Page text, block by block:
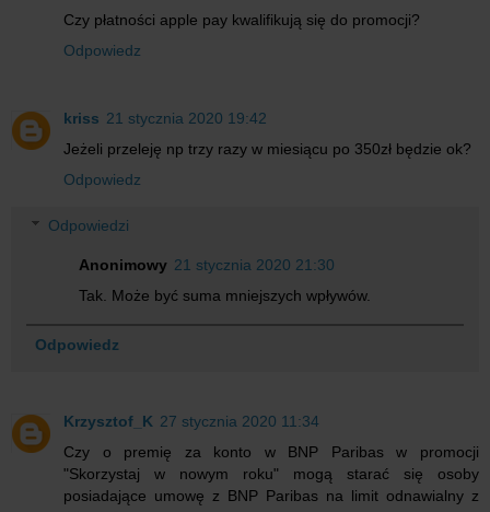
Czy płatności apple pay kwalifikują się do promocji?
Odpowiedz
kriss 21 stycznia 2020 19:42
Jeżeli przeleję np trzy razy w miesiącu po 350zł będzie ok?
Odpowiedz
Odpowiedzi
Anonimowy 21 stycznia 2020 21:30
Tak. Może być suma mniejszych wpływów.
Odpowiedz
Krzysztof_K 27 stycznia 2020 11:34
Czy o premię za konto w BNP Paribas w promocji
"Skorzystaj w nowym roku" mogą starać się osoby
posiadające umowę z BNP Paribas na limit odnawialny z